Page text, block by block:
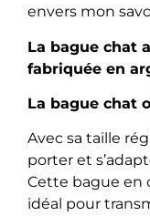
envers mon
La bague chat
fabriquée en
La bague chat
Avec sa taille
porter et
Cette bague en
idéal pour